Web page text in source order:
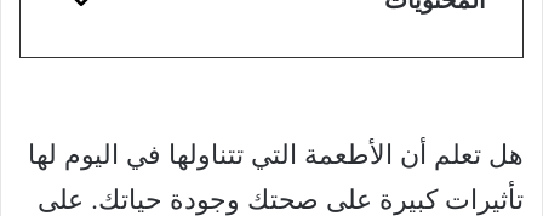
هل تعلم أن الأطعمة التي تتناولها في اليوم لها
تأثيرات كبيرة على صحتك وجودة حياتك. على